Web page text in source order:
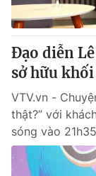
Đạo diễn
sở hữu
VTV.vn -
thật?” với
sóng vào